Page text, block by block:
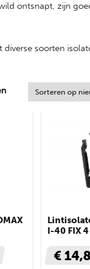
ontsnapt, zijn
diverse soorten
I-40 FIX
€